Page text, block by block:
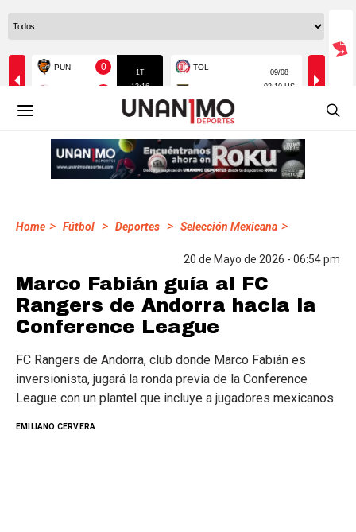
Home > Fútbol > Deportes > Selección Mexicana >
20 de Mayo de 2026 - 06:54 pm
Marco Fabián guía al FC
Rangers de Andorra hacia la
Conference League
FC Rangers de Andorra, club donde Marco Fabián es
inversionista, jugará la ronda previa de la Conference
League con un plantel que incluye a jugadores mexicanos.
EMILIANO CERVERA